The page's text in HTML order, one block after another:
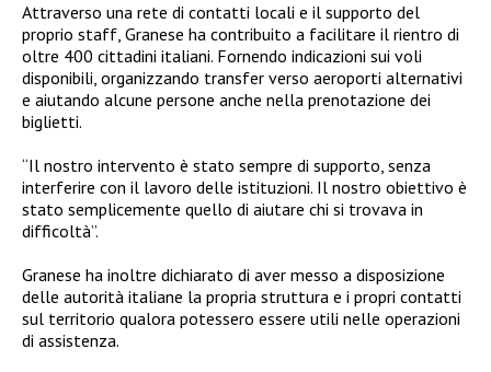
Attraverso una rete di contatti locali e il supporto del
proprio staff, Granese ha contribuito a facilitare il rientro di
oltre 400 cittadini italiani. Fornendo indicazioni sui voli
disponibili, organizzando transfer verso aeroporti alternativi
e aiutando alcune persone anche nella prenotazione dei
biglietti.
“Il nostro intervento è stato sempre di supporto, senza
interferire con il lavoro delle istituzioni. Il nostro obiettivo è
stato semplicemente quello di aiutare chi si trovava in
difficoltà”.
Granese ha inoltre dichiarato di aver messo a disposizione
delle autorità italiane la propria struttura e i propri contatti
sul territorio qualora potessero essere utili nelle operazioni
di assistenza.